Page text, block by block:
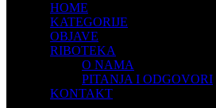
HOME
KATEGORIJE
OBJAVE
RIBOTEKA
O NAMA
PITANJA I ODGOVORI
KONTAKT